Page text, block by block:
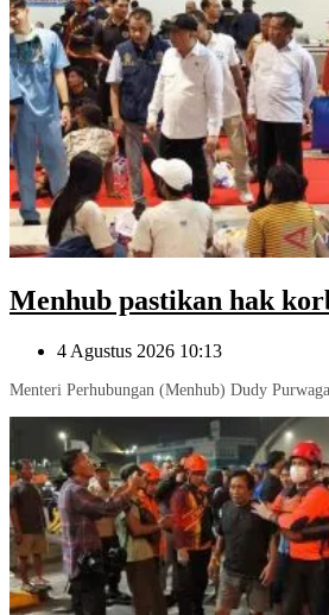
Menhub pastikan hak
4 Agustus 2026 10:13
Menteri Perhubungan (Menhub) Dudy